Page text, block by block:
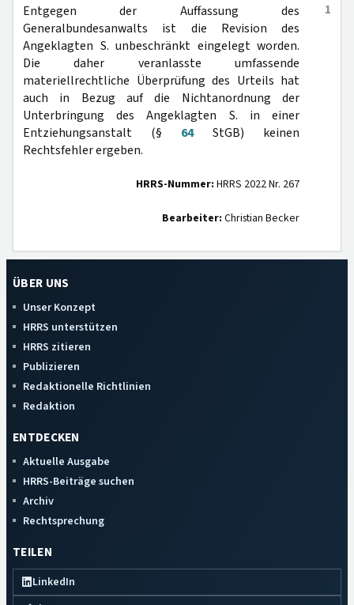
1
Entgegen der Auffassung des
Generalbundesanwalts ist die Revision des
Angeklagten S. unbeschränkt eingelegt worden.
Die daher veranlasste umfassende
materiellrechtliche Überprüfung des Urteils hat
auch in Bezug auf die Nichtanordnung der
Unterbringung des Angeklagten S. in einer
Entziehungsanstalt (§ 64StGB) keinen
Rechtsfehler ergeben.
HRRS-Nummer: HRRS 2022 Nr. 267
Bearbeiter: Christian Becker
ÜBER UNS
Unser Konzept
HRRS unterstützen
HRRS zitieren
Publizieren
Redaktionelle Richtlinien
Redaktion
ENTDECKEN
Aktuelle Ausgabe
HRRS-Beiträge suchen
Archiv
Rechtsprechung
TEILEN
LinkedIn